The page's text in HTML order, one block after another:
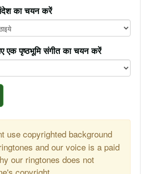
का चयन करें
एक पृष्ठभूमि संगीत का चयन करें
use copyrighted background
and our voice is a paid
our ringtones does not
copyright.